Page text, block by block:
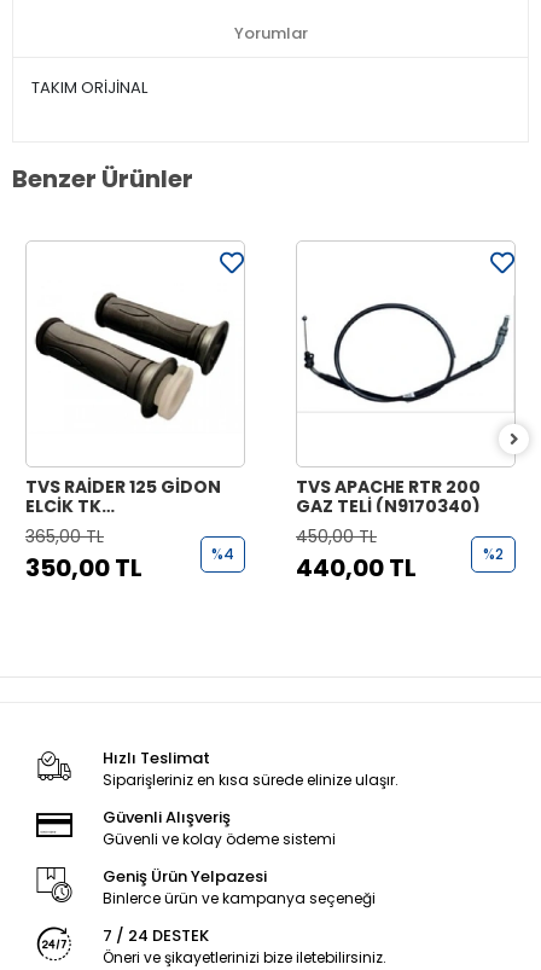
Yorumlar
TAKIM ORİJİNAL
Benzer Ürünler
TVS RAİDER 125 GİDON
ELCİK TK
(N9221070+N9221170)
365,00 TL
350,00 TL %4
TVS APACHE RTR 200
GAZ TELİ (N9170340)
450,00 TL
440,00 TL %2
Hızlı Teslimat
Siparişleriniz en kısa sürede elinize ulaşır.
Güvenli Alışveriş
Güvenli ve kolay ödeme sistemi
Geniş Ürün Yelpazesi
Binlerce ürün ve kampanya seçeneği
7 / 24 DESTEK
Öneri ve şikayetlerinizi bize iletebilirsiniz.